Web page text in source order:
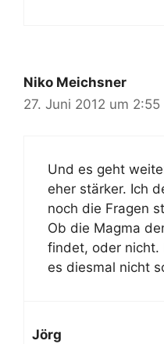
Niko Meichsner
27. Juni 2012 um 2:55
Und es geht
eher stärker. Ich
noch die Fragen
Ob die Magma
findet, oder nicht.
es diesmal nicht
Jörg